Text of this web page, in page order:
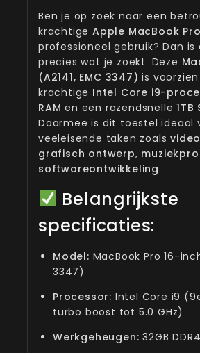
Ben je op zoek naar een
krachtige Apple MacBook
professioneel gebruik? Dan is
precies wat je zoekt. Deze
(A2141, EMC 3347) is
krachtige Intel Core i9-
RAM en een razendsnelle1TB
Daarmee is dit toestel ideaal
veeleisende taken zoals
grafisch ontwerp,
softwareontwikkeling.
Belangrijkste
specificaties:
Model: MacBook Pro 16-
3347)
Processor: Intel Core i9
turbo boost tot 5.0 GHz)
Werkgeheugen: 32GB